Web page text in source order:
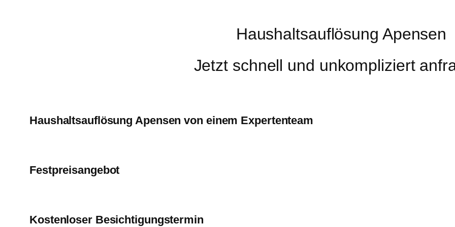
Haushaltsauflösung Apensen
Jetzt schnell und unkompliziert
Haushaltsauflösung Apensen von einem Expertenteam
Festpreisangebot
Kostenloser Besichtigungstermin